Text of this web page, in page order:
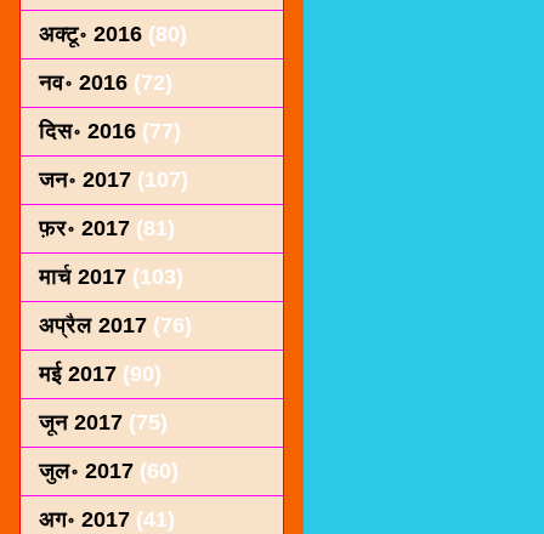
अक्टू॰ 2016 (80)
नव॰ 2016 (72)
दिस॰ 2016 (77)
जन॰ 2017 (107)
फ़र॰ 2017 (81)
मार्च 2017 (103)
अप्रैल 2017 (76)
मई 2017 (90)
जून 2017 (75)
जुल॰ 2017 (60)
अग॰ 2017 (41)